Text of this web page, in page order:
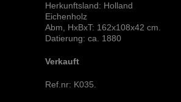
Herkunftsland: Holland
Eichenholz
Abm, HxBxT: 162x108x42 cm.
Datierung: ca. 1880
Verkauft
Ref.nr: K035